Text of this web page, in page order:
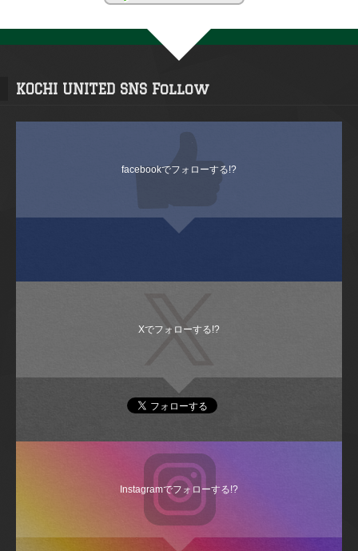
KOCHI UNITED SNS Follow
facebookでフォローする!?
Xでフォローする!?
Instagramでフォローする!?